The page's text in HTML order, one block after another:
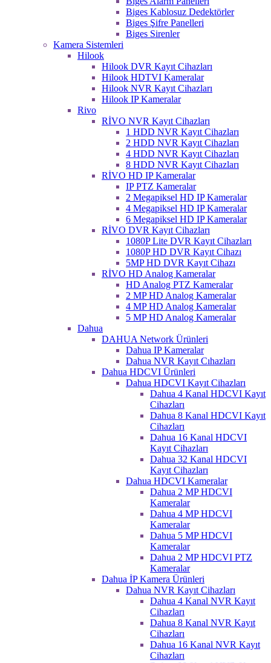
Biges Kablosuz Dedektörler
Biges Şifre Panelleri
Biges Sirenler
Kamera Sistemleri
Hilook
Hilook DVR Kayıt Cihazları
Hilook HDTVI Kameralar
Hilook NVR Kayıt Cihazları
Hilook IP Kameralar
Rivo
RİVO NVR Kayıt Cihazları
1 HDD NVR Kayıt Cihazları
2 HDD NVR Kayıt Cihazları
4 HDD NVR Kayıt Cihazları
8 HDD NVR Kayıt Cihazları
RİVO HD IP Kameralar
IP PTZ Kameralar
2 Megapiksel HD IP Kameralar
4 Megapiksel HD IP Kameralar
6 Megapiksel HD IP Kameralar
RİVO DVR Kayıt Cihazları
1080P Lite DVR Kayıt Cihazları
1080P HD DVR Kayıt Cihazı
5MP HD DVR Kayıt Cihazı
RİVO HD Analog Kameralar
HD Analog PTZ Kameralar
2 MP HD Analog Kameralar
4 MP HD Analog Kameralar
5 MP HD Analog Kameralar
Dahua
DAHUA Network Ürünleri
Dahua IP Kameralar
Dahua NVR Kayıt Cıhazları
Dahua HDCVI Ürünleri
Dahua HDCVI Kayıt Cihazları
Dahua 4 Kanal HDCVI Kayıt
Cihazları
Dahua 8 Kanal HDCVI Kayıt
Cihazları
Dahua 16 Kanal HDCVI
Kayıt Cihazları
Dahua 32 Kanal HDCVI
Kayıt Cihazları
Dahua HDCVI Kameralar
Dahua 2 MP HDCVI
Kameralar
Dahua 4 MP HDCVI
Kameralar
Dahua 5 MP HDCVI
Kameralar
Dahua 2 MP HDCVI PTZ
Kameralar
Dahua İP Kamera Ürünleri
Dahua NVR Kayıt Cihazları
Dahua 4 Kanal NVR Kayıt
Cihazları
Dahua 8 Kanal NVR Kayıt
Cihazları
Dahua 16 Kanal NVR Kayıt
Cihazları